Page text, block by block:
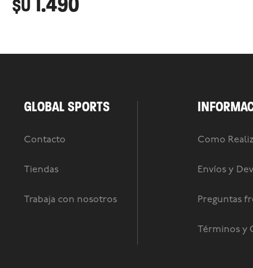
$U
GLOBAL SPORTS
Contacto
Tiendas
Trabaja con nosotros
Como
Envíos y
Preguntas
Términos y